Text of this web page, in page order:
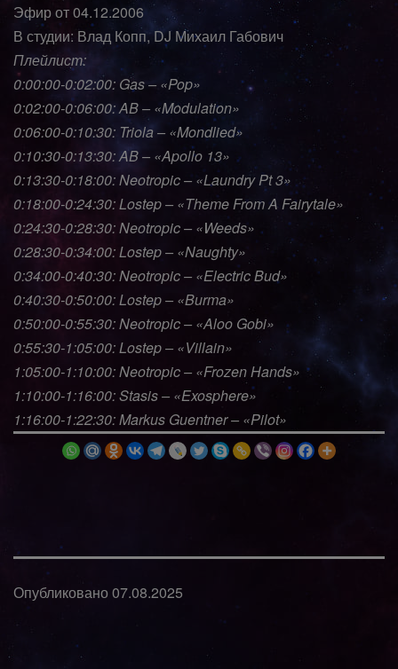
Эфир от 04.12.2006
В студии: Влад Копп, DJ Михаил Габович
Плейлист:
0:00:00-0:02:00: Gas – «Pop»
0:02:00-0:06:00: AB – «Modulation»
0:06:00-0:10:30: Triola – «Mondlied»
0:10:30-0:13:30: AB – «Apollo 13»
0:13:30-0:18:00: Neotropic – «Laundry Pt 3»
0:18:00-0:24:30: Lostep – «Theme From A Fairytale»
0:24:30-0:28:30: Neotropic – «Weeds»
0:28:30-0:34:00: Lostep – «Naughty»
0:34:00-0:40:30: Neotropic – «Electric Bud»
0:40:30-0:50:00: Lostep – «Burma»
0:50:00-0:55:30: Neotropic – «Aloo Gobi»
0:55:30-1:05:00: Lostep – «Villain»
1:05:00-1:10:00: Neotropic – «Frozen Hands»
1:10:00-1:16:00: Stasis – «Exosphere»
1:16:00-1:22:30: Markus Guentner – «Pilot»
Опубликовано07.08.2025